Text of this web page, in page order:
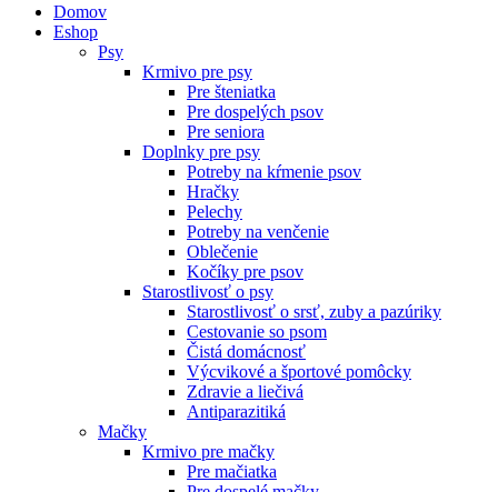
Domov
Eshop
Psy
Krmivo pre psy
Pre šteniatka
Pre dospelých psov
Pre seniora
Doplnky pre psy
Potreby na kŕmenie psov
Hračky
Pelechy
Potreby na venčenie
Oblečenie
Kočíky pre psov
Starostlivosť o psy
Starostlivosť o srsť, zuby a pazúriky
Cestovanie so psom
Čistá domácnosť
Výcvikové a športové pomôcky
Zdravie a liečivá
Antiparazitiká
Mačky
Krmivo pre mačky
Pre mačiatka